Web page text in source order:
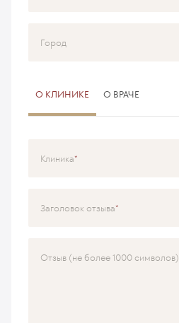
Город
О КЛИНИКЕ О ВРАЧЕ
Клиника
Специализация
Заголовок отзыва
Отзыв (не более 1000 символов)